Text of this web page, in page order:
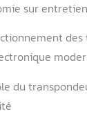
clé
2.1. Actions
2.2.
mesure